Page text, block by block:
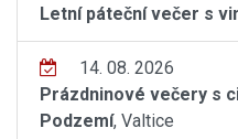
Letní páteční večer s
14. 08. 2026
Prázdninové večery s
Podzemí, Valtice